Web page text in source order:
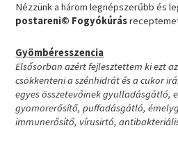
Nézzünk a három legnépszerűbb és
postareni© Fogyókúrás
Gyömbéresszencia
Elsősorban azért fejlesztettem ki ezt
csökkenteni a szénhidrát és a cukor
egyes összetevőinek gyulladásgátló,
gyomorerősítő, puffadásgátló,
immunerősítő, vírusirtó,